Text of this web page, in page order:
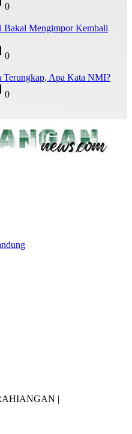
0
Bakal Mengimpor Kembali
0
Apa Kata NMI?
0
|